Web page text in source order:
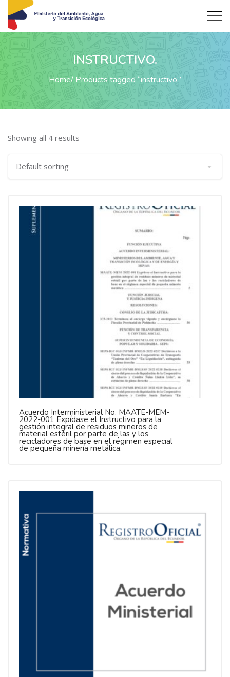
INSTRUCTIVO.
Home Products tagged “instructivo.”
Showing all 4 results
Acuerdo Interministerial No. MAATE-MEM-
2022-001 Expídase el Instructivo para la
gestión integral de residuos mineros de
material estéril por parte de las y los
recicladores de base en el régimen especial
de pequeña minería metálica.